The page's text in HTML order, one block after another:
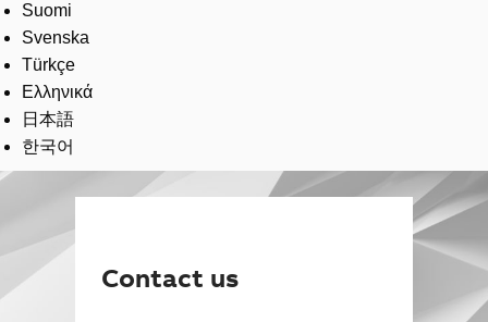
Suomi
Svenska
Türkçe
Ελληνικά
日本語
한국어
Contact us